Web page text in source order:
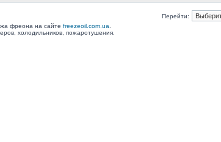
Перейти:
фреона на сайте freezeoil.com.ua
холодильников, пожаротушения.